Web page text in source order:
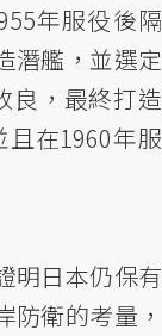
年服役後隔
潛艦，並選定
良，最終打造
在1960年服
明日本仍保有
防衛的考量，